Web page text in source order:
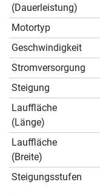
(Dauerleistung)
Motortyp
Geschwindigkeit
Stromversorgung
Steigung
Lauffläche
(Länge)
Lauffläche
(Breite)
Steigungsstufen